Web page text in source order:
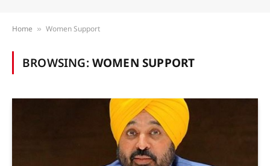
Home » Women Support
BROWSING: WOMEN SUPPORT